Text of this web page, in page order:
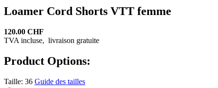
Loamer Cord Shorts VTT femme
120.00 CHF
TVA incluse, livraison gratuite
Product Options:
Taille: 36 Guide des tailles